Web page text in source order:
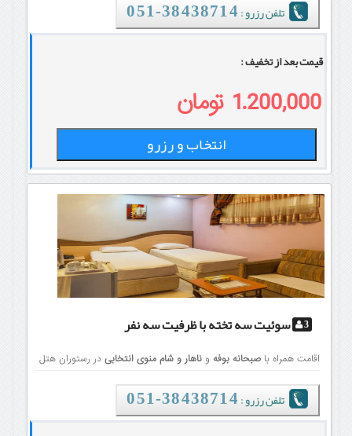
تلفن رزرو :38438714-051
قیمت بعد از تخفیف :
1.200,000 تومان
انتخاب و رزرو
3 سوئیت سه تختهبا ظرفیت سه نفر
اقامت همراه با صبحانه بوفه و ناهار و شام منوی انتخابیدر رستوران هتل
تلفن رزرو :38438714-051